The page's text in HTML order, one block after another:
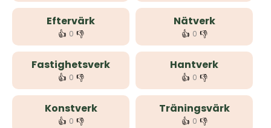
Eftervärk
👍 0 👎
Nätverk
👍 0 👎
Fastighetsverk
👍 0 👎
Hantverk
👍 0 👎
Konstverk
👍 0 👎
Träningsvärk
👍 0 👎